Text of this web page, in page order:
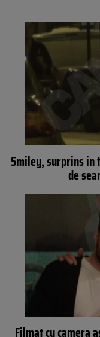
Smiley, surprins in
de
Filmat cu camera